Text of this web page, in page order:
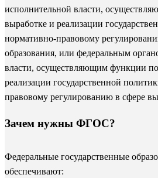
исполнительной власти,
выработке и реализации
нормативно-правовому
образования, или федеральным
власти, осуществляющим функции
реализации государственной
правовому регулированию в сфере
Зачем нужны ФГОС?
Федеральные государственные
обеспечивают: